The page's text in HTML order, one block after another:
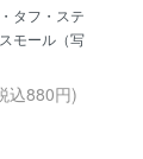
タフ・ステ
モール（写
込880円)